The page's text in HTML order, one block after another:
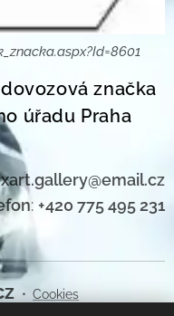
značka
úřadu Praha
: +420 775 495 231
Cookies